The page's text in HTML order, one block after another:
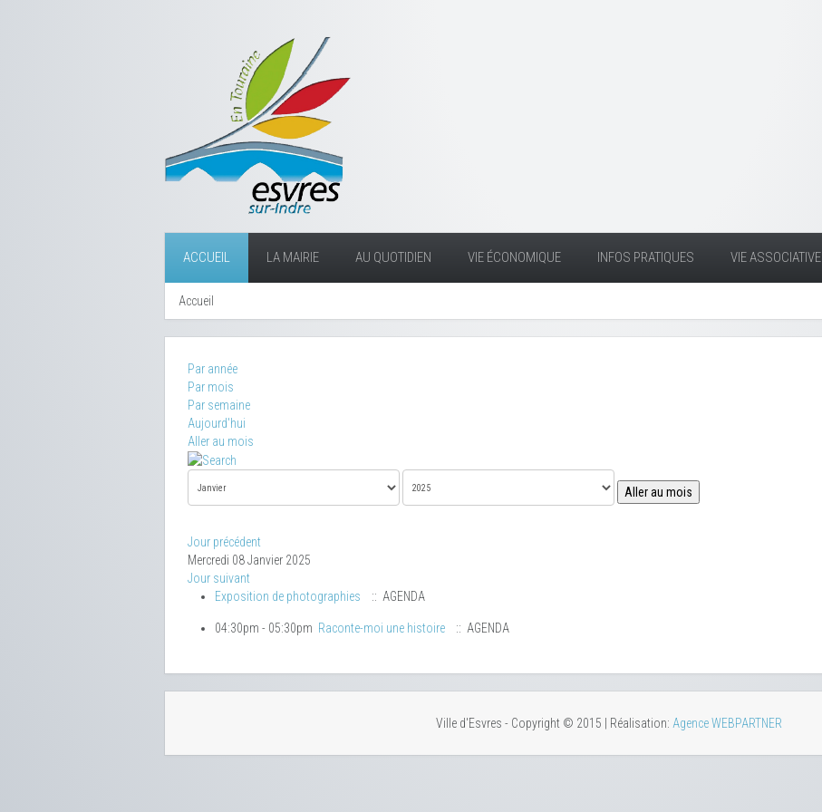
ACCUEIL LA MAIRIE AU QUOTIDIEN VIE ÉCONOMIQUE INFOS PRATIQUES VIE ASSOCIATIVE
Accueil
Par année
Par mois
Par semaine
Aujourd'hui
Aller au mois
Aller au mois
Jour précédent
Mercredi 08 Janvier 2025
Jour suivant
Exposition de photographies
:: AGENDA
04:30pm - 05:30pm Raconte-moi une histoire :: AGENDA
Ville d'Esvres - Copyright © 2015 | Réalisation: Agence WEBPARTNER